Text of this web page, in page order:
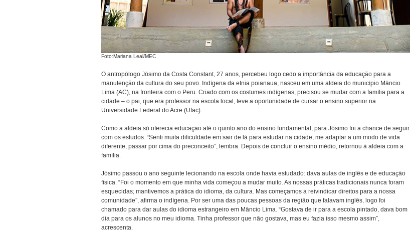
Foto:Mariana Leal/MEC
O antropólogo Jósimo da Costa Constant, 27 anos, percebeu logo cedo a importância da educação para a
manutenção da cultura do seu povo. Indígena da etnia poianaua, nasceu em uma aldeia do município Mâncio
Lima (AC), na fronteira com o Peru. Criado com os costumes indígenas, precisou se mudar com a família para a
cidade – o pai, que era professor na escola local, teve a oportunidade de cursar o ensino superior na
Universidade Federal do Acre (Ufac).
Como a aldeia só oferecia educação até o quinto ano do ensino fundamental, para Jósimo foi a chance de seguir
com os estudos. “Senti muita dificuldade em sair de lá para estudar na cidade, me adaptar a um modo de vida
diferente, passar por cima do preconceito”, lembra. Depois de concluir o ensino médio, retornou à aldeia com a
família.
Jósimo passou o ano seguinte lecionando na escola onde havia estudado: dava aulas de inglês e de educação
física. “Foi o momento em que minha vida começou a mudar muito. As nossas práticas tradicionais nunca foram
esquecidas; mantivemos a prática do idioma, da cultura. Mas começamos a reivindicar direitos para a nossa
comunidade”, afirma o indígena. Por ser uma das poucas pessoas da região que falavam inglês, logo foi
chamado para dar aulas do idioma estrangeiro em Mâncio Lima. “Gostava de ir para a escola pintado, dava bom
dia para os alunos no meu idioma. Tinha professor que não gostava, mas eu fazia isso mesmo assim”,
acrescenta.